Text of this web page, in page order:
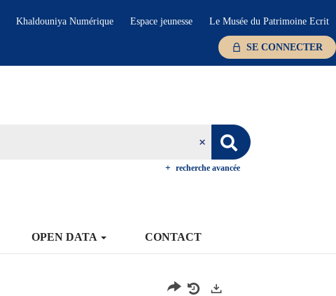
Khaldouniya Numérique Espace jeunesse Le Musée du Patrimoine Ecrit
SE CONNECTER
recherche avancée
OPEN DATA CONTACT